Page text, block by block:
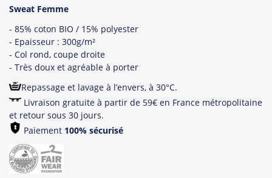
Sweat Femme
- 85% coton BIO / 15% polyester
- Epaisseur : 300g/m²
- Col rond, coupe droite
- Très doux et agréable à porter
Repassage et lavage à l’envers, à 30°C.
Livraison gratuite à partir de 59€ en France métropolitaine
et retour sous 30 jours.
Paiement 100% sécurisé